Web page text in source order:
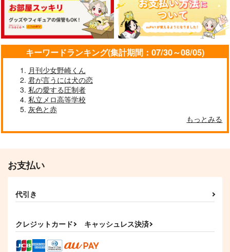
660円（税込）
陸奥守吉行×肥前忠広
サンプル
作品詳細
円（税込）
陸奥守吉行×肥前忠広
サンプル
作品詳細
944円（税込）
肥前忠広×女審神者
サンプル
作品詳細
たんぽぽ本丸おせわ係
の肥前くん 其の２
787円（税込）
肥前忠広×女審神者
858円（税込）
みちて辿りし道すがら
キーワードランキング(集計期間：07/30～08/05)
月刊少女野崎くん
君が言うには犬の恋
私の愛する圧制者
私立メロ高等学校
灰色と赤
もっとみる
お支払い
代引き
クレジットカード キャッシュレス決済